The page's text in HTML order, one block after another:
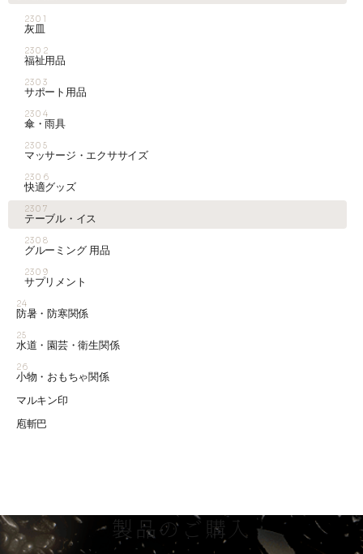
2301
灰皿
2302
福祉用品
2303
サポート用品
2304
傘・雨具
2305
マッサージ・エクササイズ
2306
快適グッズ
2307
テーブル・イス
2308
グルーミング 用品
2309
サプリメント
24
防暑・防寒関係
25
水道・園芸・衛生関係
26
小物・おもちゃ関係
マルキン印
庖斬巴
製品のご購入